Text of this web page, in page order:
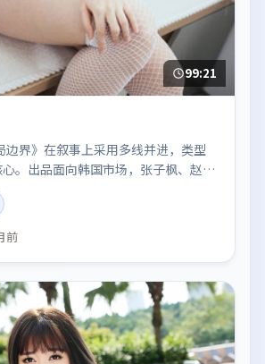
99:21
边界》在叙事上采用多线并进，类型
。出品面向韩国市场，张子枫、赵丽
推动关键反转，结尾留白引发讨论。
前